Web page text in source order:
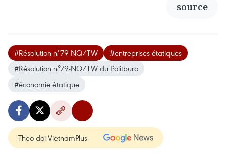
source
#Résolution n°79-NQ/TW
#entreprises étatiques
#Résolution n°79-NQ/TW du Politburo
#économie étatique
Theo dõi VietnamPlus